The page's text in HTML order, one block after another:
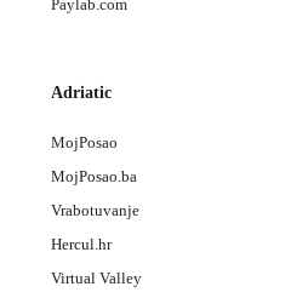
Paylab.com
Adriatic
MojPosao
MojPosao.ba
Vrabotuvanje
Hercul.hr
Virtual Valley